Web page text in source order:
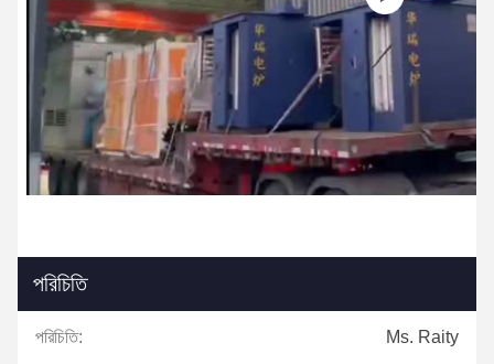
পরিচিতি
পরিচিতি: Ms. Raity